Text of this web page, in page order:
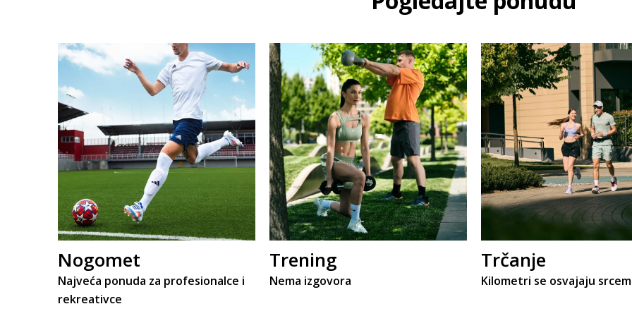
Nogomet
Najveća ponuda za profesionalce i
rekreativce
Trening
Nema izgovora
Trčanje
Kilometri se osvajaju srcem